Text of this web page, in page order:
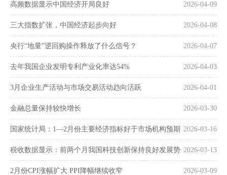
2026-04-09
高频数据显示中国经济开局良好
2026-04-08
三大指数扩张，中国经济起步向好
2026-04-07
央行“地量”逆回购操作释放了什么信号？
2026-04-03
去年我国企业发明专利产业化率达54%
2026-04-01
3月企业生产活动与市场交易活动趋向活跃
2026-03-30
金融总量保持较快增长
2026-03-16
国家统计局：1—2月份主要经济指标好于市场机构预期
2026-03-13
税收数据显示：前两个月我国科技创新保持良好发展势
头 2026-03-09
2月份CPI涨幅扩大 PPI降幅继续收窄